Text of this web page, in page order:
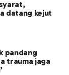
datang kejut
pandang
trauma jaga